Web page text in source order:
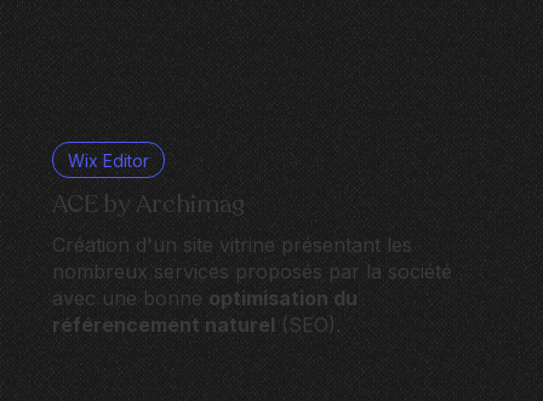
Wix Editor
ACE by Archimag
Création d'un site vitrine présentant les
nombreux services proposés par la société
avec une bonne optimisation du
référencement naturel (SEO).